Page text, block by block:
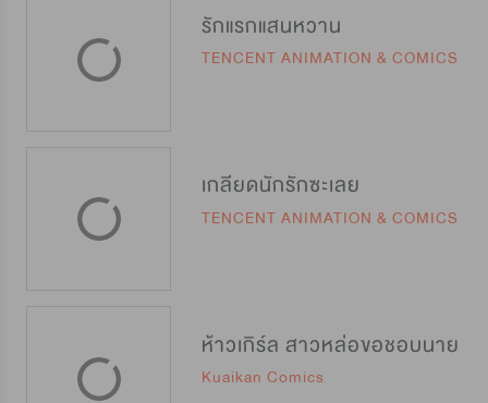
รักแรกแสนหวาน
TENCENT ANIMATION & COMICS
เกลียดนักรักซะเลย
TENCENT ANIMATION & COMICS
ห้าวเกิร์ล สาวหล่อขอชอบนาย
Kuaikan Comics